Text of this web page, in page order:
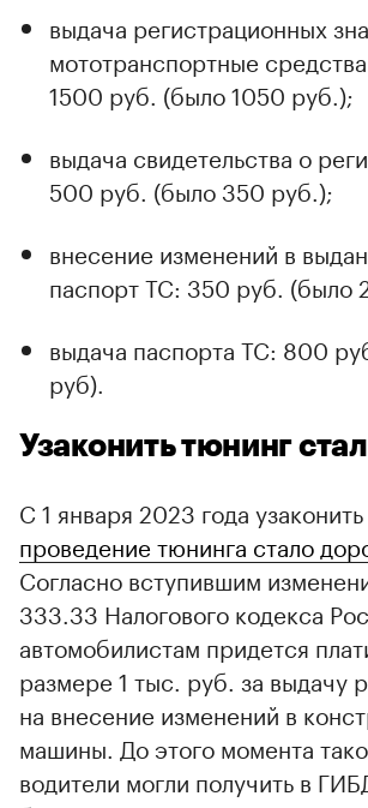
выдача регистрационных
мототранспортные
1500 руб. (было 1050 руб.);
выдача свидетельства о
500 руб. (было 350 руб.);
внесение изменений в
паспорт ТС: 350 руб. (было
выдача паспорта ТС: 800
руб).
Узаконить тюнинг
С 1 января 2023 года
проведение тюнинга стало
Согласно вступившим
333.33 Налогового кодекса
автомобилистам придется
размере 1 тыс. руб. за выдачу
на внесение изменений в
машины. До этого момента
водители могли получить в